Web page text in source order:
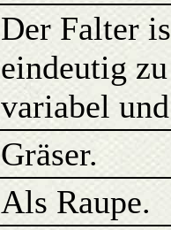
Der Falter
eindeutig
variabel
Gräser.
Als Raupe.